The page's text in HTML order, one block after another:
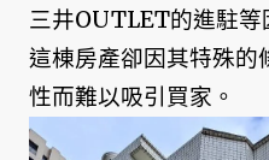
三井OUTLET的進駐等
這棟房產卻因其特殊的
性而難以吸引買家。